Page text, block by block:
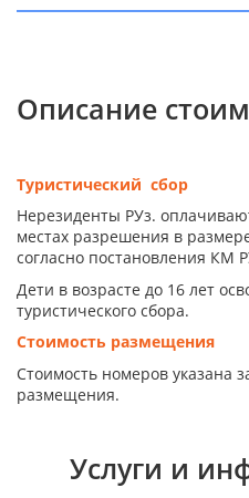
Описание
Туристический сбор
Нерезиденты РУз.
местах разрешения в
согласно постановления КМ
Дети в возрасте до 16 лет
туристического сбора.
Стоимость размещения
Стоимость номеров указана
размещения.
Услуги и